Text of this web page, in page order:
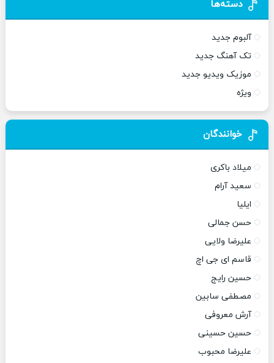
دسته‌ها
آلبوم جدید
تک آهنگ جدید
موزیک ویدیو جدید
ویژه
خوانندگان
میلاد باکری
سعید آرام
ایلیا
حسن جمالی
علیرضا ولایی
قاسم ای جی اچ
حسین رایج
مصطفی سابین
آرش معروفی
حسین حسینی
علیرضا محبوب